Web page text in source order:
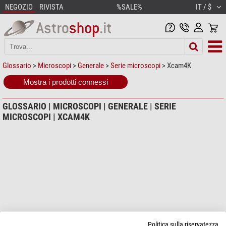
NEGOZIO RIVISTA %SALE% IT / $
Glossario > Microscopi > Generale >Serie microscopi > Xcam4K
Mostra i prodotti connessi
GLOSSARIO | MICROSCOPI | GENERALE | SERIE
MICROSCOPI | XCAM4K
Politica sulla riservatezza